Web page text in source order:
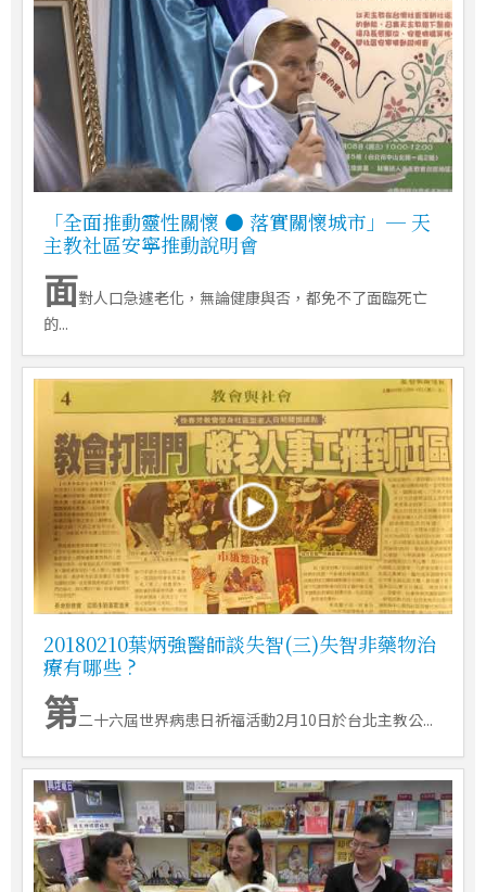
「全面推動靈性關懷 ● 落實關懷城市」─ 天
主教社區安寧推動說明會
面對人口急遽老化，無論健康與否，都免不了面臨死亡
的...
20180210葉炳強醫師談失智(三)失智非藥物治
療有哪些 ?
第二十六屆世界病患日祈福活動2月10日於台北主教公...